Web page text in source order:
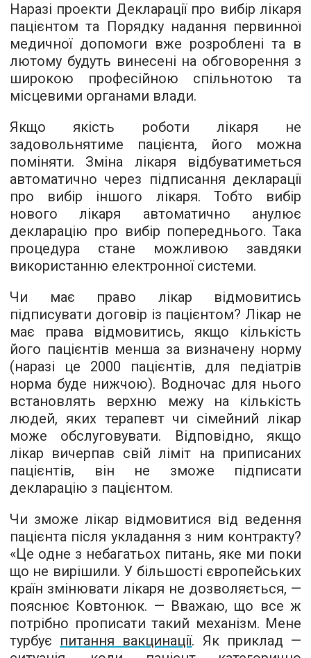
Наразі проекти Декларації про вибір лікаря
пацієнтом та Порядку надання первинної
медичної допомоги вже розроблені та в
лютому будуть винесені на обговорення з
широкою професійною спільнотою та
місцевими органами влади.
Якщо якість роботи лікаря не
задовольнятиме пацієнта, його можна
поміняти. Зміна лікаря відбуватиметься
автоматично через підписання декларації
про вибір іншого лікаря. Тобто вибір
нового лікаря автоматично анулює
декларацію про вибір попереднього. Така
процедура стане можливою завдяки
використанню електронної системи.
Чи має право лікар відмовитись
підписувати договір із пацієнтом? Лікар не
має права відмовитись, якщо кількість
його пацієнтів менша за визначену норму
(наразі це 2000 пацієнтів, для педіатрів
норма буде нижчою). Водночас для нього
встановлять верхню межу на кількість
людей, яких терапевт чи сімейний лікар
може обслуговувати. Відповідно, якщо
лікар вичерпав свій ліміт на приписаних
пацієнтів, він не зможе підписати
декларацію з пацієнтом.
Чи зможе лікар відмовитися від ведення
пацієнта після укладання з ним контракту?
«Це одне з небагатьох питань, яке ми поки
що не вирішили. У більшості європейських
країн змінювати лікаря не дозволяється, —
пояснює Ковтонюк. — Вважаю, що все ж
потрібно прописати такий механізм. Мене
турбує питання вакцинації. Як приклад —